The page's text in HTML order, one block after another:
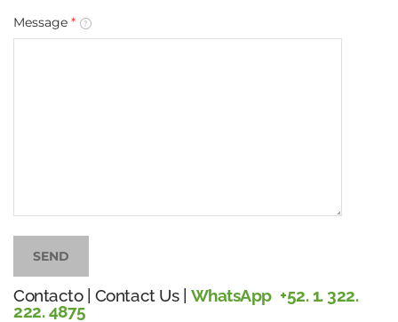
Message *
SEND
Contacto | Contact Us | ​ WhatsApp +52. 1. 322.
222. 4875